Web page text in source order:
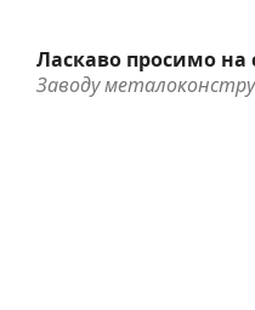
Ласкаво просимо на
Заводу